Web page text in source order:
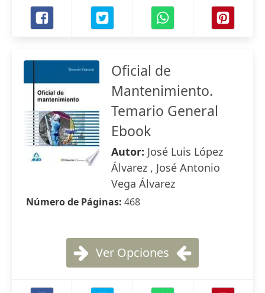
Oficial de
Mantenimiento.
Temario General
Ebook
Autor: José Luis López
Álvarez , José Antonio
Vega Álvarez
Número de Páginas: 468
Ver Opciones